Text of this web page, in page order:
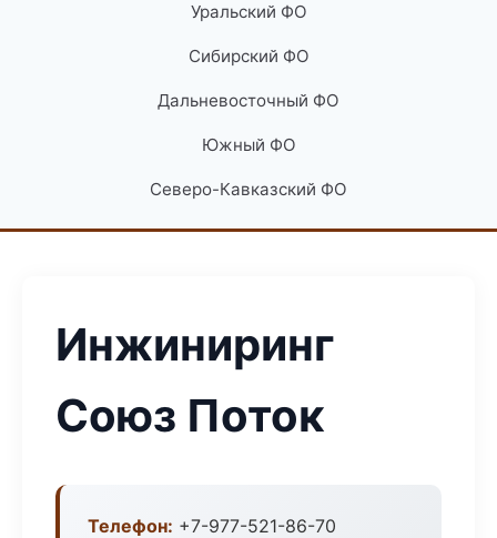
Уральский ФО
Сибирский ФО
Дальневосточный ФО
Южный ФО
Северо-Кавказский ФО
Инжиниринг
Союз Поток
Телефон: +7-977-521-86-70